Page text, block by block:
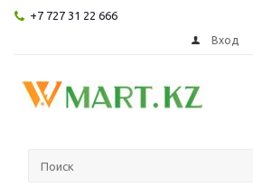
+7 727 31 22 666
Вход